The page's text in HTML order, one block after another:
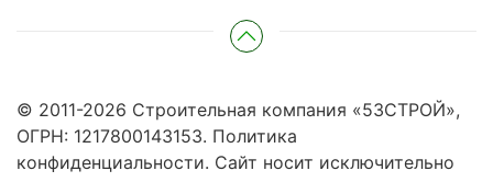
© 2011-2026 Строительная компания «53СТРОЙ»,
ОГРН: 1217800143153. Политика
конфиденциальности. Сайт носит исключительно